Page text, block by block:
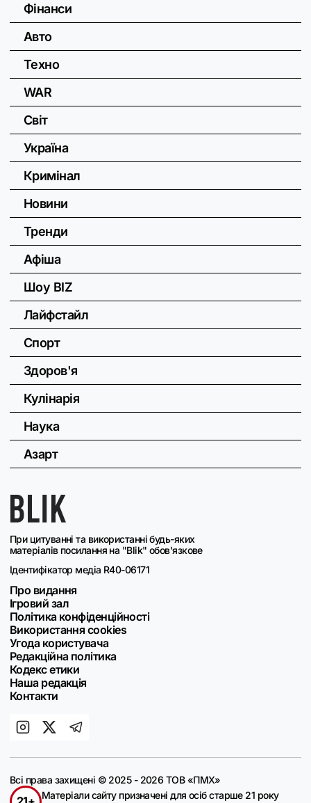
При цитуванні та використанні будь-яких
матеріалів посилання на "Blik" обов'язкове
Ідентифікатор медіа R40-06171
Про видання
Ігровий зал
Політика конфіденційності
Використання cookies
Угода користувача
Редакційна політика
Кодекс етики
Наша редакція
Контакти
Фінанси
Авто
Техно
WAR
Світ
Україна
Кримінал
Новини
Тренди
Афіша
Шоу BIZ
Лайфстайл
Спорт
Здоров'я
Кулінарія
Наука
Азарт
Всі права захищені © 2025 - 2026 ТОВ «ПМХ»
Матеріали сайту призначені для осіб старше 21 року